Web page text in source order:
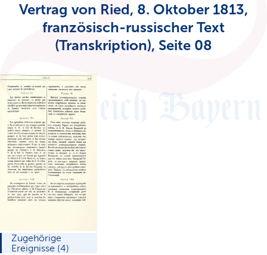
Vertrag von Ried, 8. Oktober 1813,
französisch-russischer Text
(Transkription), Seite 08
Zugehörige
Ereignisse (4)